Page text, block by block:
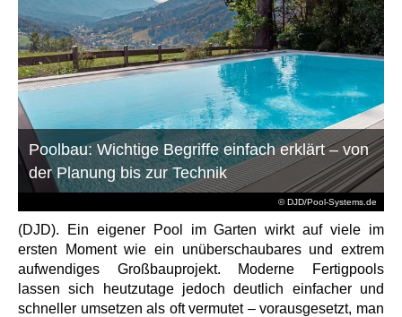
© DJD/Pool-Systems.de
Poolbau: Wichtige Begriffe einfach erklärt – von
der Planung bis zur Technik
(DJD). Ein eigener Pool im Garten wirkt auf viele im
ersten Moment wie ein unüberschaubares und extrem
aufwendiges Großbauprojekt. Moderne Fertigpools
lassen sich heutzutage jedoch deutlich einfacher und
schneller umsetzen als oft vermutet – vorausgesetzt, man